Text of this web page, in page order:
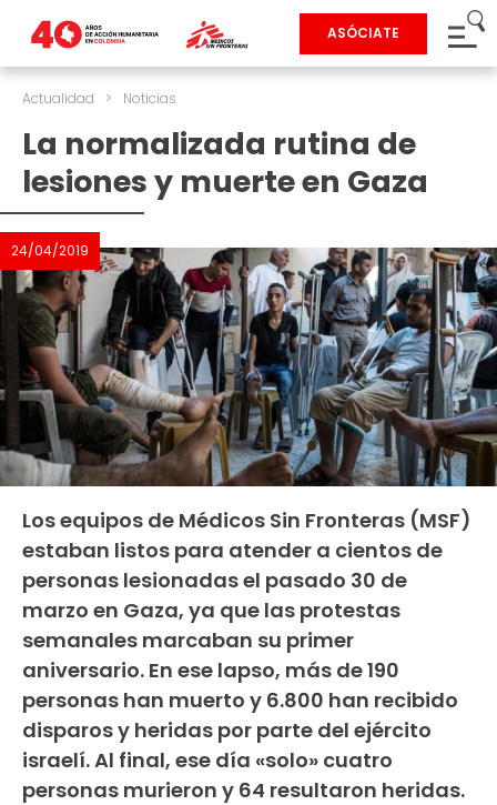
ASÓCIATE
Actualidad > Noticias
La normalizada rutina de
lesiones y muerte en Gaza
24/04/2019
Los equipos de Médicos Sin Fronteras (MSF)
estaban listos para atender a cientos de
personas lesionadas el pasado 30 de
marzo en Gaza, ya que las protestas
semanales marcaban su primer
aniversario. En ese lapso, más de 190
personas han muerto y 6.800 han recibido
disparos y heridas por parte del ejército
israelí. Al final, ese día «solo» cuatro
personas murieron y 64 resultaron heridas.